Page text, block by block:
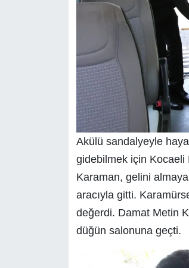
Akülü sandalyeyle
gidebilmek için
Karaman, gelini
aracıyla gitti.
değerdi. Damat Metin
düğün salonuna geçti.